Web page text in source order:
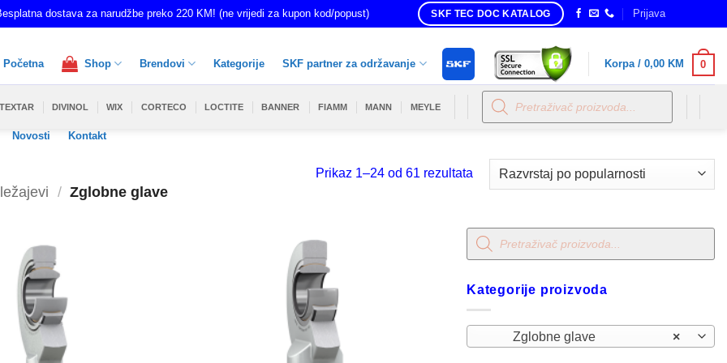
dostava za narudžbe preko 220 KM! (ne vrijedi za kupon kod/popust) SKF TEC DOC KATALOG Prijava
Početna Shop Brendovi Kategorije SKF partner za održavanje
Novosti Kontakt
Korpa / 0,00 KM 0
TEXTAR DIVINOL WIX CORTECO LOCTITE BANNER FIAMM MANN MEYLE
Products
search
/ Zglobne glave
Prikaz 1–24 od 61 rezultataSorted
Products
search
Kategorije proizvoda
×
Zglobne glave